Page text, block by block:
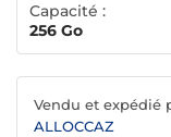
Capacité :
256 Go
Vendu et expédié
ALLOCCAZ